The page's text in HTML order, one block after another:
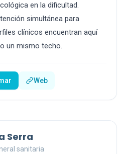
en la dificultad.
simultánea para
clínicos encuentran aquí
un mismo techo.
Web
Serra
sanitaria